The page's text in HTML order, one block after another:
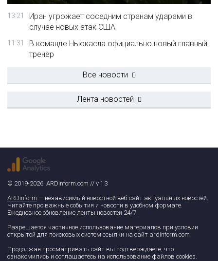
13:21
Иран угрожает соседним странам ударами в
случае новых атак США
11:31
В команде Ньюкасла официально новый главный
тренер
Все новости
Лента новостей
© 2019-2026. ARDinform.com // v.1.3
ARDinform — независимый новостной веб-сайт актуальных новостей.
Читайте про важные события и новости в удобном формате.
Ежедневное обновление ленты новостей 24/7.
Разрешается частичное использование материалов при условии
открытой для поисковых систем ссылки на сайт ardinform.com
Продолжая просматривать сайт вы подтверждаете, что
ознакомились и соглашаетесь на использование файлов cookies.